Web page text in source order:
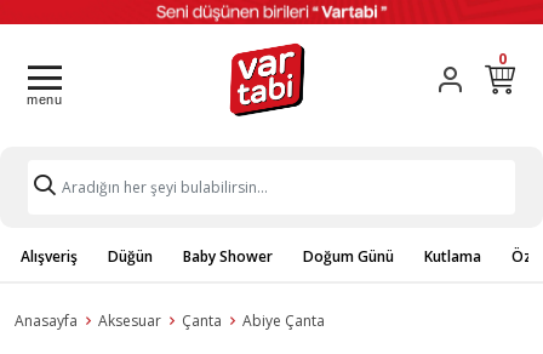
0
Alışveriş Düğün Baby Shower Doğum Günü Kutlama
Anasayfa Aksesuar Çanta Abiye Çanta